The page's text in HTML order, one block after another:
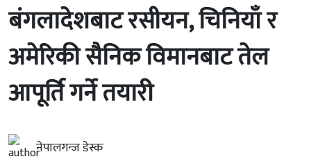
बंगलादेशबाट रसीयन, चिनियाँ र
अमेरिकी सैनिक विमानबाट तेल
आपूर्ति गर्ने तयारी
नेपालगन्ज डेस्क